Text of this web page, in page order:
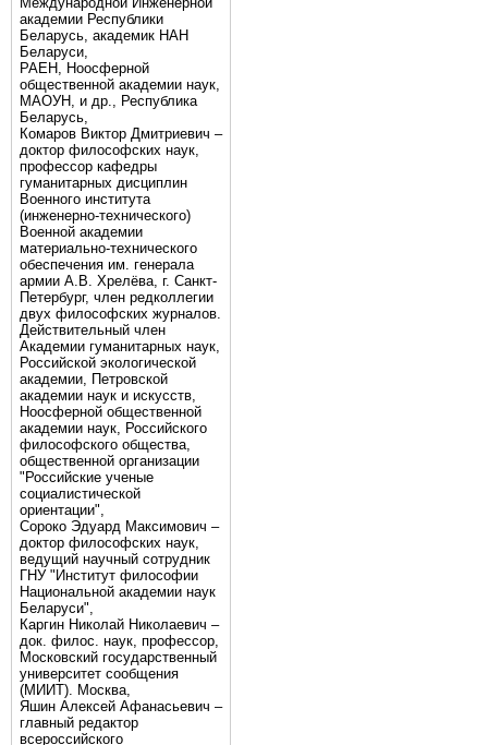
академии Республики
Беларусь, академик НАН
Беларуси,
РАЕН, Ноосферной
общественной академии наук,
МАОУН, и др., Республика
Беларусь,
Комаров Виктор Дмитриевич –
доктор философских наук,
профессор кафедры
гуманитарных дисциплин
Военного института
(инженерно-технического)
Военной академии
материально-технического
обеспечения им. генерала
армии А.В. Хрелёва, г. Санкт-
Петербург, член редколлегии
двух философских журналов.
Действительный член
Академии гуманитарных наук,
Российской экологической
академии, Петровской
академии наук и искусств,
Ноосферной общественной
академии наук, Российского
философского общества,
общественной организации
"Российские ученые
социалистической
ориентации",
Сороко Эдуард Максимович –
доктор философских наук,
ведущий научный сотрудник
ГНУ "Институт философии
Национальной академии наук
Беларуси",
Каргин Николай Николаевич –
док. филос. наук, профессор,
Московский государственный
университет сообщения
(МИИТ). Москва,
Яшин Алексей Афанасьевич –
главный редактор
всероссийского